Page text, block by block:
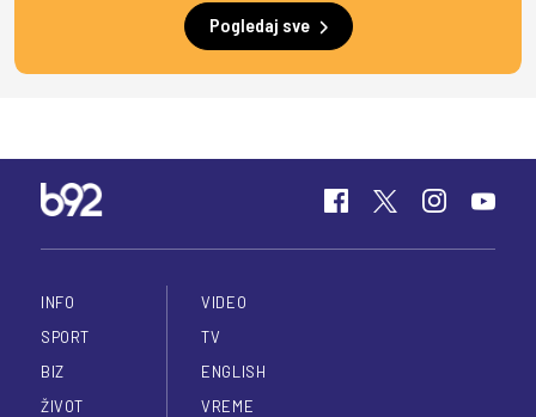
Pogledaj sve
INFO
SPORT
BIZ
ŽIVOT
VIDEO
TV
ENGLISH
VREME